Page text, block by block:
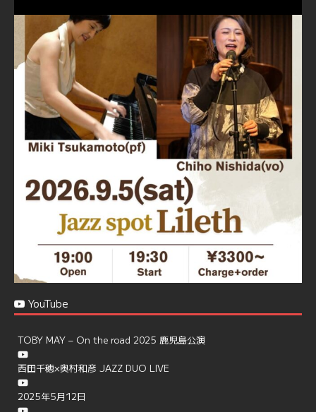
Jazz Spot Lilet · 11 11月 2024
忘年会＆新年会 ご予約承り中❣❣
☆窓辺から天文館ミリオネーション
☆JAZZの生演奏を聴きながら♪
☆地産地消に拘ったフードメニュー
プラン内容はご予算とご要望に応じてアレンジ可能ですの
で、お気軽にお問い合せください
https://jazzspotlileth.com/recommend/8650
6 7 Twitter
Load More
YouTube
TOBY MAY – On the road 2025 鹿児島公演
西田千穂×奥村和彦 JAZZ DUO LIVE
2025年5月12日